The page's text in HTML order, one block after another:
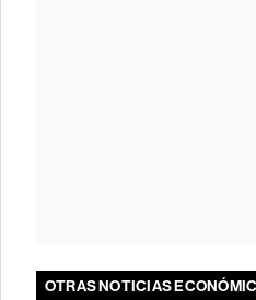
OTRAS NOTICIAS